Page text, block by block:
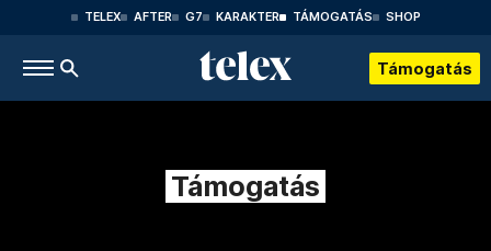
TELEX AFTER G7 KARAKTER TÁMOGATÁS SHOP
Támogatás
Támogatás